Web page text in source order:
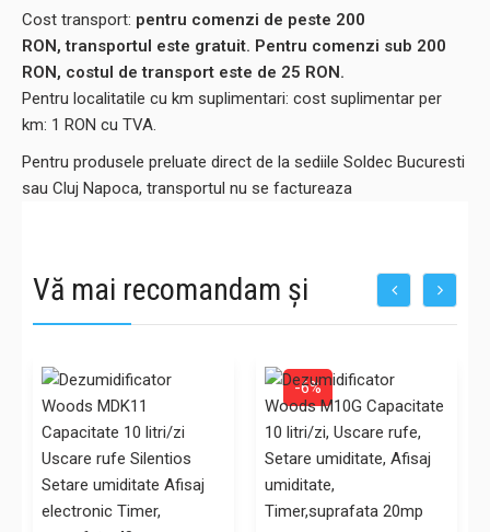
Cost transport: pentru comenzi de peste 200
RON, transportul este gratuit. Pentru comenzi sub 200
RON, costul de transport este de 25 RON.
Pentru localitatile cu km suplimentari: cost suplimentar per
km: 1 RON cu TVA.
Pentru produsele preluate direct de la sediile Soldec Bucuresti
sau Cluj Napoca, transportul nu se factureaza
Vă mai recomandam și
-6%